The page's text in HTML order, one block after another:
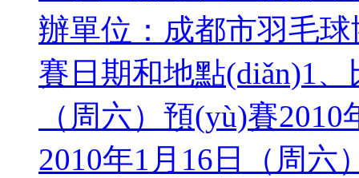
辦單位：成都市羽毛球
賽日期和地點
（周六）預(yù)賽
2010年1月16日（周六